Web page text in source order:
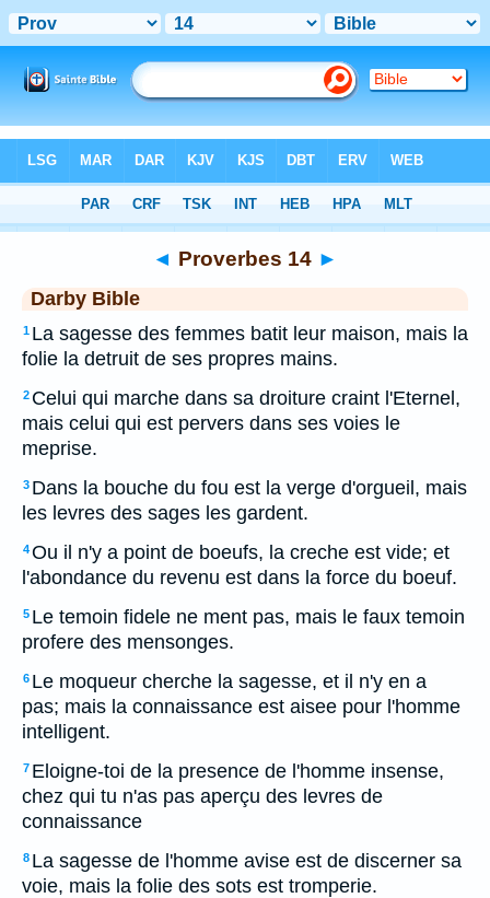
> Proverbes 14
◄ Proverbes 14 ►
Darby Bible
1 La sagesse des femmes batit leur maison, mais la
folie la detruit de ses propres mains.
2 Celui qui marche dans sa droiture craint l'Eternel,
mais celui qui est pervers dans ses voies le
meprise.
3 Dans la bouche du fou est la verge d'orgueil, mais
les levres des sages les gardent.
4Ou il n'y a point de boeufs, la creche est vide; et
l'abondance du revenu est dans la force du boeuf.
5 Le temoin fidele ne ment pas, mais le faux temoin
profere des mensonges.
6 Le moqueur cherche la sagesse, et il n'y en a
pas; mais la connaissance est aisee pour l'homme
intelligent.
7 Eloigne-toi de la presence de l'homme insense,
chez qui tu n'as pas aperçu des levres de
connaissance
8 La sagesse de l'homme avise est de discerner sa
voie, mais la folie des sots est tromperie.